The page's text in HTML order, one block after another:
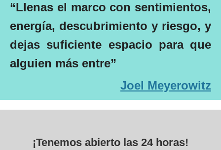
“Llenas el marco con sentimientos,
energía, descubrimiento y riesgo, y
dejas suficiente espacio para que
alguien más entre”
Joel Meyerowitz
¡Tenemos abierto las 24 horas!